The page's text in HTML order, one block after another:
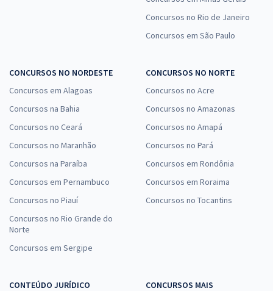
Concursos no Rio de Janeiro
Concursos em São Paulo
CONCURSOS NO NORDESTE
Concursos em Alagoas
Concursos na Bahia
Concursos no Ceará
Concursos no Maranhão
Concursos na Paraíba
Concursos em Pernambuco
Concursos no Piauí
Concursos no Rio Grande do
Norte
Concursos em Sergipe
CONCURSOS NO NORTE
Concursos no Acre
Concursos no Amazonas
Concursos no Amapá
Concursos no Pará
Concursos em Rondônia
Concursos em Roraima
Concursos no Tocantins
CONTEÚDO JURÍDICO
CONCURSOS MAIS